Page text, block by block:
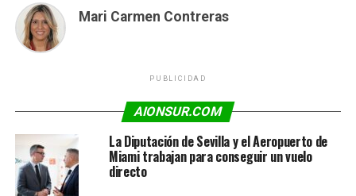
Mari Carmen Contreras
PUBLICIDAD
AIONSUR.COM
La Diputación de Sevilla y el Aeropuerto de
Miami trabajan para conseguir un vuelo
directo